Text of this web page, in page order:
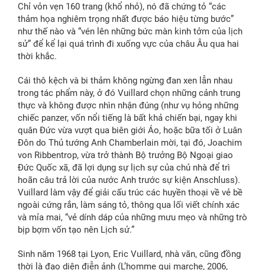
Chỉ vỏn vẹn 160 trang (khổ nhỏ), nó đã chứng tỏ “các
thảm họa nghiêm trọng nhất được báo hiệu từng bước”
như thế nào và “vén lên những bức màn kinh tởm của lịch
sử” để kể lại quá trình đi xuống vực của châu Âu qua hai
thời khắc.
Cái thô kệch và bi thảm không ngừng đan xen lẫn nhau
trong tác phẩm này, ở đó Vuillard chọn những cảnh trung
thực và không được nhìn nhận đúng (như vụ hỏng những
chiếc panzer, vốn nổi tiếng là bất khả chiến bại, ngay khi
quân Đức vừa vượt qua biên giới Áo, hoặc bữa tối ở Luân
Đôn do Thủ tướng Anh Chamberlain mời, tại đó, Joachim
von Ribbentrop, vừa trở thành Bộ trưởng Bộ Ngoại giao
Đức Quốc xã, đã lợi dụng sự lịch sự của chủ nhà để trì
hoãn câu trả lời của nước Anh trước sự kiện Anschluss).
Vuillard làm vậy để giải cấu trúc các huyền thoại về vẻ bề
ngoài cứng rắn, làm sáng tỏ, thông qua lối viết chính xác
và mỉa mai, “vẻ dính dáp của những mưu mẹo và những trò
bịp bợm vốn tạo nên Lịch sử.”
Sinh năm 1968 tại Lyon, Eric Vuillard, nhà văn, cũng đồng
thời là đạo diện điễn ảnh (L’homme qui marche, 2006,